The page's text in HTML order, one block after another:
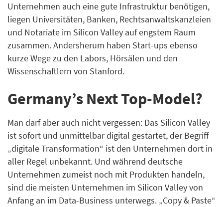
Unternehmen auch eine gute Infrastruktur benötigen,
liegen Universitäten, Banken, Rechtsanwaltskanzleien
und Notariate im Silicon Valley auf engstem Raum
zusammen. Andersherum haben Start-ups ebenso
kurze Wege zu den Labors, Hörsälen und den
Wissenschaftlern von Stanford.
Germany’s Next Top-Model?
Man darf aber auch nicht vergessen: Das Silicon Valley
ist sofort und unmittelbar digital gestartet, der Begriff
„digitale Transformation“ ist den Unternehmen dort in
aller Regel unbekannt. Und während deutsche
Unternehmen zumeist noch mit Produkten handeln,
sind die meisten Unternehmen im Silicon Valley von
Anfang an im Data-Business unterwegs. „Copy & Paste“